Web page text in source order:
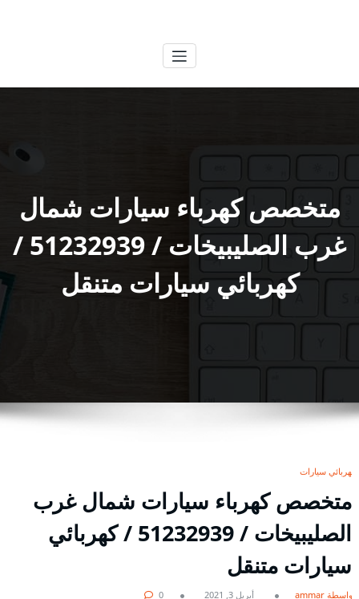
متخصص كهرباء سيارات شمال
غرب الصليبيخات / 51232939‬ /
كهربائي سيارات متنقل
كهربائي سيارات
متخصص كهرباء سيارات شمال غرب
الصليبيخات / 51232939‬ / كهربائي
سيارات متنقل
بواسطة ammar أبريل 3, 2021 0